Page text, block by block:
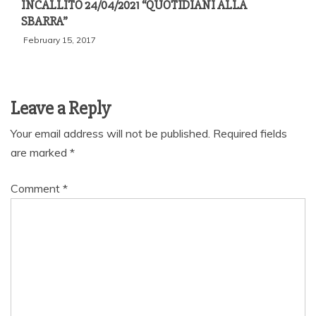
INCALLITO 24/04/2021 “QUOTIDIANI ALLA
SBARRA”
February 15, 2017
Leave a Reply
Your email address will not be published. Required fields
are marked *
Comment *